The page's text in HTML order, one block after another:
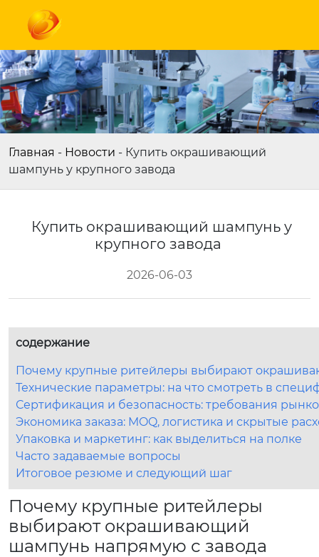
Главная - Новости - Купить окрашивающий
шампунь у крупного завода
Купить окрашивающий шампунь у
крупного завода
2026-06-03
содержание
Почему крупные ритейлеры выбирают
Технические параметры: на что смотреть в
Сертификация и безопасность: требования
Экономика заказа: MOQ, логистика и скрытые
Упаковка и маркетинг: как выделиться на полке
Часто задаваемые вопросы
Итоговое резюме и следующий шаг
Почему крупные ритейлеры
выбирают окрашивающий
шампунь напрямую с завода